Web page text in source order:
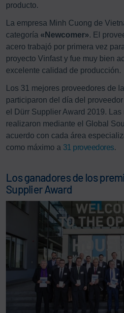
producto.
La empresa Minh Cuong de
categoría «Newcomer». El
acero trabajó por primera vez
proyecto Vinfast y fue muy bien
excelente calidad de producción.
Los 31 mejores proveedores de
participaron del día del
el Dürr Supplier Award 2019.
realizaron mediante el Global
acuerdo con cada área
como máximo a 31 proveedores.
Los ganadores de los
Supplier Award